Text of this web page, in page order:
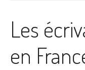
Les
en